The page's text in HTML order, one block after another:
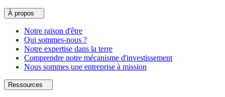
À propos
Notre raison d'être
Qui sommes-nous ?
Notre expertise dans la terre
Comprendre notre mécanisme d'investissement
Nous sommes une entreprise à mission
Ressources